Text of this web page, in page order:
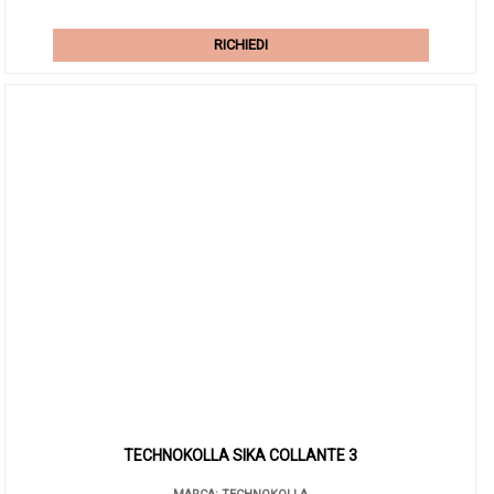
RICHIEDI
TECHNOKOLLA SIKA COLLANTE 3